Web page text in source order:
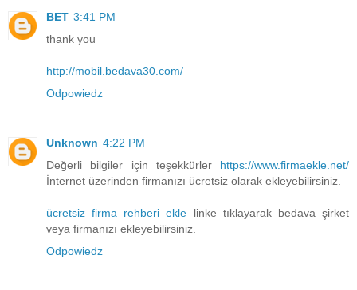
BET 3:41 PM
thank you
http://mobil.bedava30.com/
Odpowiedz
Unknown 4:22 PM
Değerli bilgiler için teşekkürler https://www.firmaekle.net/
İnternet üzerinden firmanızı ücretsiz olarak ekleyebilirsiniz.
ücretsiz firma rehberi ekle linke tıklayarak bedava şirket
veya firmanızı ekleyebilirsiniz.
Odpowiedz